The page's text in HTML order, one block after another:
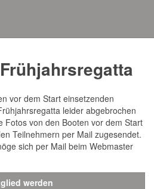
vor dem Start einsetzenden
leider abgebrochen
Fotos von den Booten vor dem Start
Teilnehmern per Mail zugesendet.
sich per Mail beim Webmaster
werden